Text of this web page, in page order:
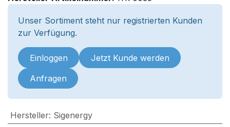
Unser Sortiment steht nur registrierten Kunden
zur Verfügung.
Einloggen Jetzt Kunde werden
Anfragen
Hersteller: Sigenergy